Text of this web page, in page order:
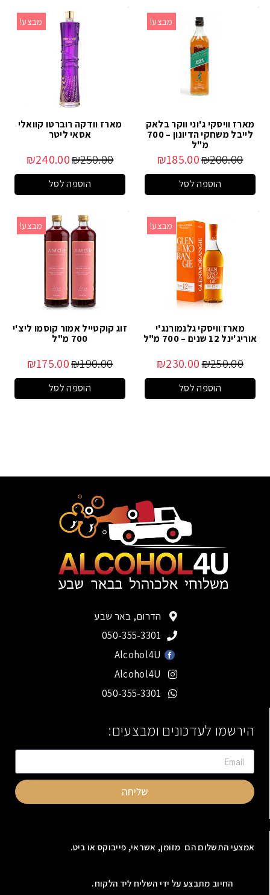
מבצע!
מארז וויסקי ג'וני ווקר בלאק
לייבל משחקי הדיונון – 700
מ"ל
₪200.00
₪185.00
הוספה לסל
מבצע!
מארז וודקה רוברטו קוואלי
אסאי ליטר
₪250.00
₪240.00
הוספה לסל
מבצע!
מארז וויסקי גלנמורנג'י
אוריג'ינל 12 שנים – 700 מ"ל
₪250.00
₪230.00
הוספה לסל
מבצע!
זוג קוקטייל אמור קוסמו ליצ'י
700 מ"ל
₪190.00
₪175.00
הוספה לסל
הדרום, באר שבע
050-355-3301
Alcohol4U
Alcohol4U
050-355-3301
הירשמו לעדכונים ומבצעים:
שליחה
אמצעי התשלום הם מזומן, אשראי, פייבוקס או ביט.
החיוב מתבצע על ידי השליח ליד הלקוח.